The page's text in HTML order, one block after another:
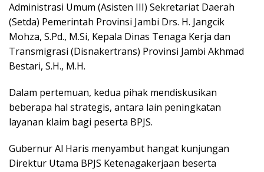
Administrasi Umum (Asisten III) Sekretariat Daerah
(Setda) Pemerintah Provinsi Jambi Drs. H. Jangcik
Mohza, S.Pd., M.Si, Kepala Dinas Tenaga Kerja dan
Transmigrasi (Disnakertrans) Provinsi Jambi Akhmad
Bestari, S.H., M.H.
Dalam pertemuan, kedua pihak mendiskusikan
beberapa hal strategis, antara lain peningkatan
layanan klaim bagi peserta BPJS.
Gubernur Al Haris menyambut hangat kunjungan
Direktur Utama BPJS Ketenagakerjaan beserta